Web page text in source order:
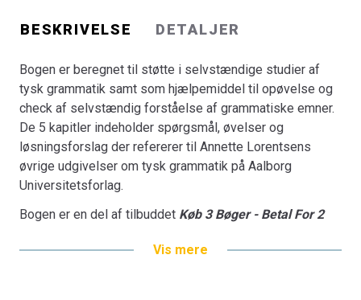
BESKRIVELSE DETALJER
Bogen er beregnet til støtte i selvstændige studier af
tysk grammatik samt som hjælpemiddel til opøvelse og
check af selvstændig forståelse af grammatiske emner.
De 5 kapitler indeholder spørgsmål, øvelser og
løsningsforslag der refererer til Annette Lorentsens
øvrige udgivelser om tysk grammatik på Aalborg
Universitetsforlag.
Bogen er en del af tilbuddet Køb 3 Bøger - Betal For 2
Vis mere